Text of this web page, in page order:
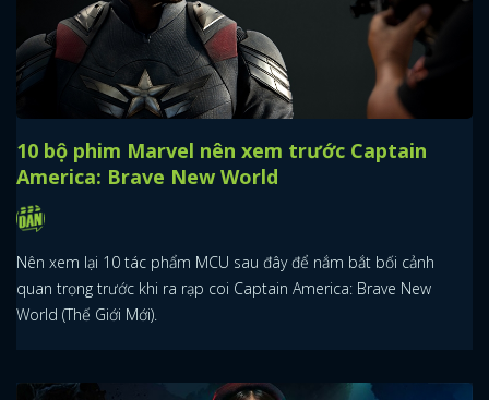
10 bộ phim Marvel nên xem trước Captain
America: Brave New World
Nên xem lại 10 tác phẩm MCU sau đây để nắm bắt bối cảnh
quan trọng trước khi ra rạp coi Captain America: Brave New
World (Thế Giới Mới).